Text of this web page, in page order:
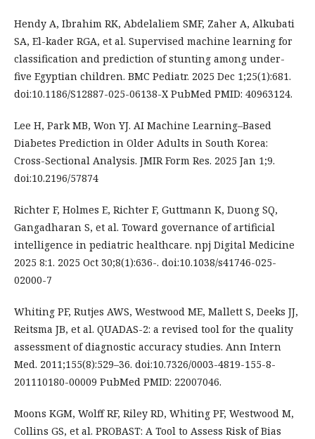
Hendy A, Ibrahim RK, Abdelaliem SMF, Zaher A, Alkubati
SA, El-kader RGA, et al. Supervised machine learning for
classification and prediction of stunting among under-
five Egyptian children. BMC Pediatr. 2025 Dec 1;25(1):681.
doi:10.1186/S12887-025-06138-X PubMed PMID: 40963124.
Lee H, Park MB, Won YJ. AI Machine Learning–Based
Diabetes Prediction in Older Adults in South Korea:
Cross-Sectional Analysis. JMIR Form Res. 2025 Jan 1;9.
doi:10.2196/57874
Richter F, Holmes E, Richter F, Guttmann K, Duong SQ,
Gangadharan S, et al. Toward governance of artificial
intelligence in pediatric healthcare. npj Digital Medicine
2025 8:1. 2025 Oct 30;8(1):636-. doi:10.1038/s41746-025-
02000-7
Whiting PF, Rutjes AWS, Westwood ME, Mallett S, Deeks JJ,
Reitsma JB, et al. QUADAS-2: a revised tool for the quality
assessment of diagnostic accuracy studies. Ann Intern
Med. 2011;155(8):529–36. doi:10.7326/0003-4819-155-8-
201110180-00009 PubMed PMID: 22007046.
Moons KGM, Wolff RF, Riley RD, Whiting PF, Westwood M,
Collins GS, et al. PROBAST: A Tool to Assess Risk of Bias